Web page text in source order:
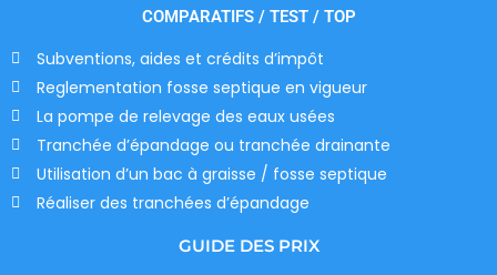
COMPARATIFS / TEST / TOP
Subventions, aides et crédits d’impôt
Reglementation fosse septique en vigueur
La pompe de relevage des eaux usées
Tranchée d’épandage ou tranchée drainante
Utilisation d’un bac à graisse / fosse septique
Réaliser des tranchées d’épandage
GUIDE DES PRIX